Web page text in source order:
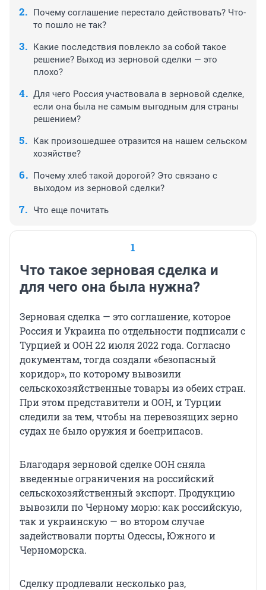
Почему соглашение перестало действовать? Что-
то пошло не так?
Какие последствия повлекло за собой такое
решение? Выход из зерновой сделки — это
плохо?
Для чего Россия участвовала в зерновой сделке,
если она была не самым выгодным для страны
решением?
Как произошедшее отразится на нашем сельском
хозяйстве?
Почему хлеб такой дорогой? Это связано с
выходом из зерновой сделки?
Что еще почитать
1
Что такое зерновая сделка и
для чего она была нужна?
Зерновая сделка — это соглашение, которое
Россия и Украина по отдельности подписали с
Турцией и ООН 22 июля 2022 года. Согласно
документам, тогда создали «безопасный
коридор», по которому вывозили
сельскохозяйственные товары из обеих стран.
При этом представители и ООН, и Турции
следили за тем, чтобы на перевозящих зерно
судах не было оружия и боеприпасов.
Благодаря зерновой сделке ООН сняла
введенные ограничения на российский
сельскохозяйственный экспорт. Продукцию
вывозили по Черному морю: как российскую,
так и украинскую — во втором случае
задействовали порты Одессы, Южного и
Черноморска.
Сделку продлевали несколько раз,